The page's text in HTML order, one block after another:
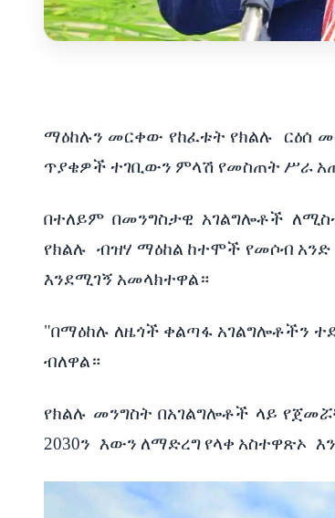
ማዕከሉን መርቀው የከፈቱት የክልሉ ርዕሰ
ጥያቄዎች ተገቢውን ምላሽ የመስጠት ሥራ
በተለይም በመንግስታዊ አገልግሎቶች
የክልሉ ብዝሃ ማዕከል ከተሞች የመሶብ አንድ
እንደሚገኝ አመላክተዋል።
"በማዕከሉ ለዜጎች ቀልጣፋ አገልግሎቶችን
ብለዋል።
የክልሉ መንግስት በአገልግሎቶች ላይ
2030ን እውን ለማድረግ የላቀ አስተዋጽኦ